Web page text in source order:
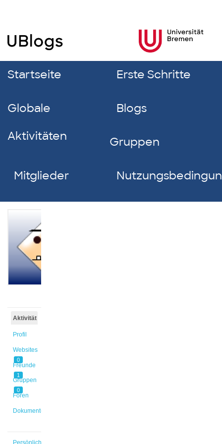
Startseite Erste Schritte
Globale
Aktivitäten
Blogs
Gruppen
Mitglieder
Aktivität
Profil
Websites
0
Freunde
1
Gruppen
0
Foren
Dokumente
Persönlich